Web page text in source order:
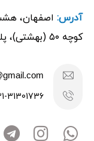
آدرس: اصفهان،
کوچه ۵۰ (بهشتی)، پلاک ۳، ساختمان گوارانوش
31301736